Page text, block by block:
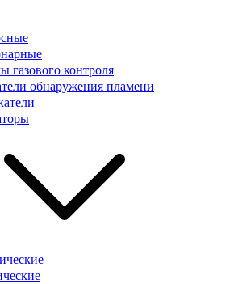
газового контроля
обнаружения пламени